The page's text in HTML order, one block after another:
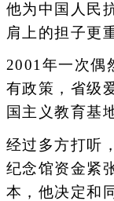
他为中国人民
肩上的担子更
2001年一次偶
有政策，省级
国主义教育基
经过多方打听
纪念馆资金紧
本，他决定和